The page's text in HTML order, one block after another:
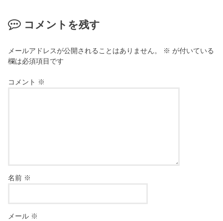
コメントを残す
メールアドレスが公開されることはありません。 ※ が付いている
欄は必須項目です
コメント ※
名前 ※
メール ※